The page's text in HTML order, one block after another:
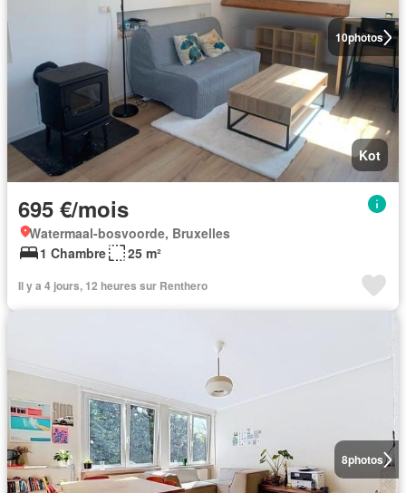
10photos
Kot
695 €/mois
Watermaal-bosvoorde, Bruxelles
1 Chambre
25 m²
Il y a 4 jours, 12 heures sur Renthero
8photos